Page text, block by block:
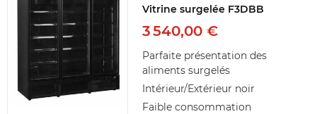
Vitrine surgelée F3DBB
3 540,00 €
Parfaite présentation des
aliments surgelés
Intérieur/Extérieur noir
Faible consommation